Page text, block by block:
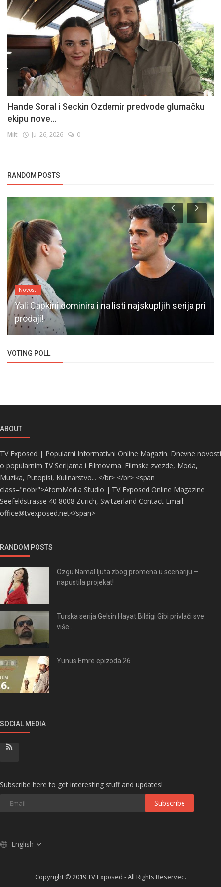
Hande Soral i Seckin Ozdemir predvode glumačku
ekipu nove...
Milt Jul 26, 2026 0
RANDOM POSTS
Novosti
Yali Capkini dominira i na listi najskupljih serija pri
prodaji!
VOTING POLL
ABOUT
TV Exposed | Popularni Informativni Online Magazin. Dnevne novosti
o popularnim TV Serijama i Filmovima. Filmske zvezde, Moda,
Muzika, Putopisi, Kulinarstvo... </br> </br> <span
class="nobr">AtomMedia Studio | TV Exposed Online Magazine
Seefeldstrasse 40 8008 Zürich, Switzerland Contact Email:
office@tvexposed.net</span>
RANDOM POSTS
Ozgu Namal ljuta zbog promena u scenariju –
napustila projekat!
Turska serija Gelsin Hayat Bildigi Gibi privlači sve
više...
Yunus Emre epizoda 26
SOCIAL MEDIA
Subscribe here to get interesting stuff and updates!
Subscribe
English
Copyright © 2019 TV Exposed - All Rights Reserved.